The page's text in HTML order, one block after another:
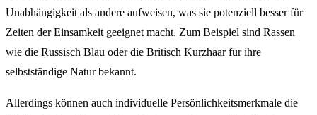
Unabhängigkeit als andere aufweisen, was sie potenziell besser für
Zeiten der Einsamkeit geeignet macht. Zum Beispiel sind Rassen
wie die Russisch Blau oder die Britisch Kurzhaar für ihre
selbstständige Natur bekannt.
Allerdings können auch individuelle Persönlichkeitsmerkmale die